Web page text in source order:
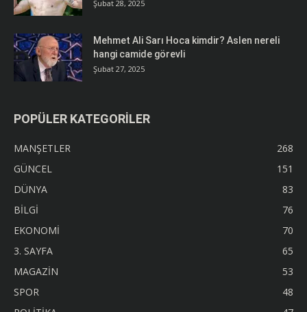
Şubat 28, 2025
Mehmet Ali Sarı Hoca kimdir? Aslen nereli
hangi camide görevli
Şubat 27, 2025
POPÜLER KATEGORİLER
MANŞETLER
268
GÜNCEL
151
DÜNYA
83
BİLGİ
76
EKONOMİ
70
3. SAYFA
65
MAGAZİN
53
SPOR
48